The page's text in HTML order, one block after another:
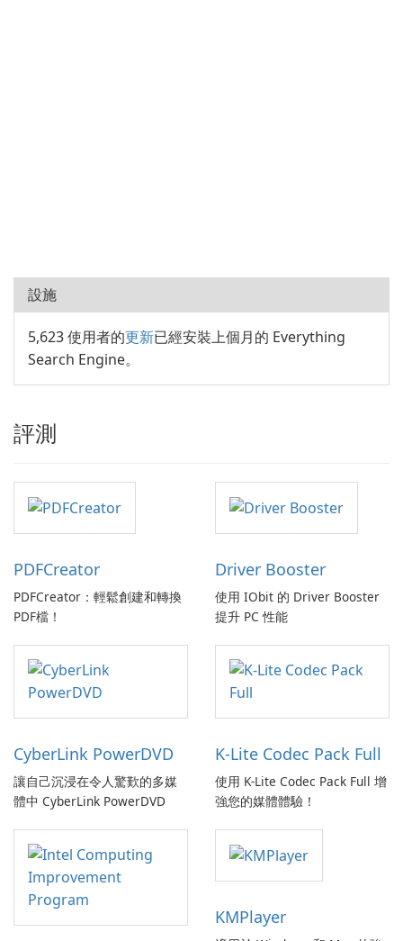
設施
5,623 使用者的更新已經安裝上個月的 Everything
Search Engine。
評測
PDFCreator
PDFCreator：輕鬆創建和轉換
PDF檔！
Driver Booster
使用 IObit 的 Driver Booster
提升 PC 性能
CyberLink PowerDVD
讓自己沉浸在令人驚歎的多媒
體中 CyberLink PowerDVD
K-Lite Codec Pack Full
使用 K-Lite Codec Pack Full 增
強您的媒體體驗！
KMPlayer